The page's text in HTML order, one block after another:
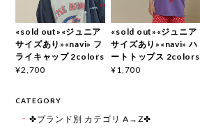
«sold out»«ジュニア
サイズあり»«navi» フ
ライキャップ 2colors
¥2,700
«sold out»«ジュニア
サイズあり»«navi» ハ
ートトップス 2colors
¥1,700
CATEGORY
✤ブランド別 カテゴリ A→Z✤